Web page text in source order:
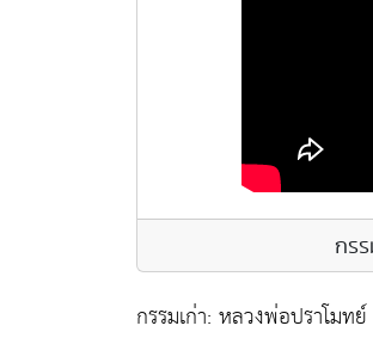
กร
กรรมเก่า: หลวงพ่อปราโมท